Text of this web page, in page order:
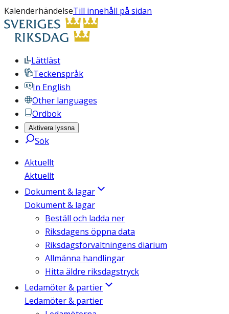
KalenderhändelseTill innehåll på sidan
Lättläst
Teckenspråk
In English
Other languages
Ordbok
Aktivera lyssna
Sök
Aktuellt
Aktuellt
Dokument & lagar
Dokument & lagar
Beställ och ladda ner
Riksdagens öppna data
Riksdagsförvaltningens diarium
Allmänna handlingar
Hitta äldre riksdagstryck
Ledamöter & partier
Ledamöter & partier